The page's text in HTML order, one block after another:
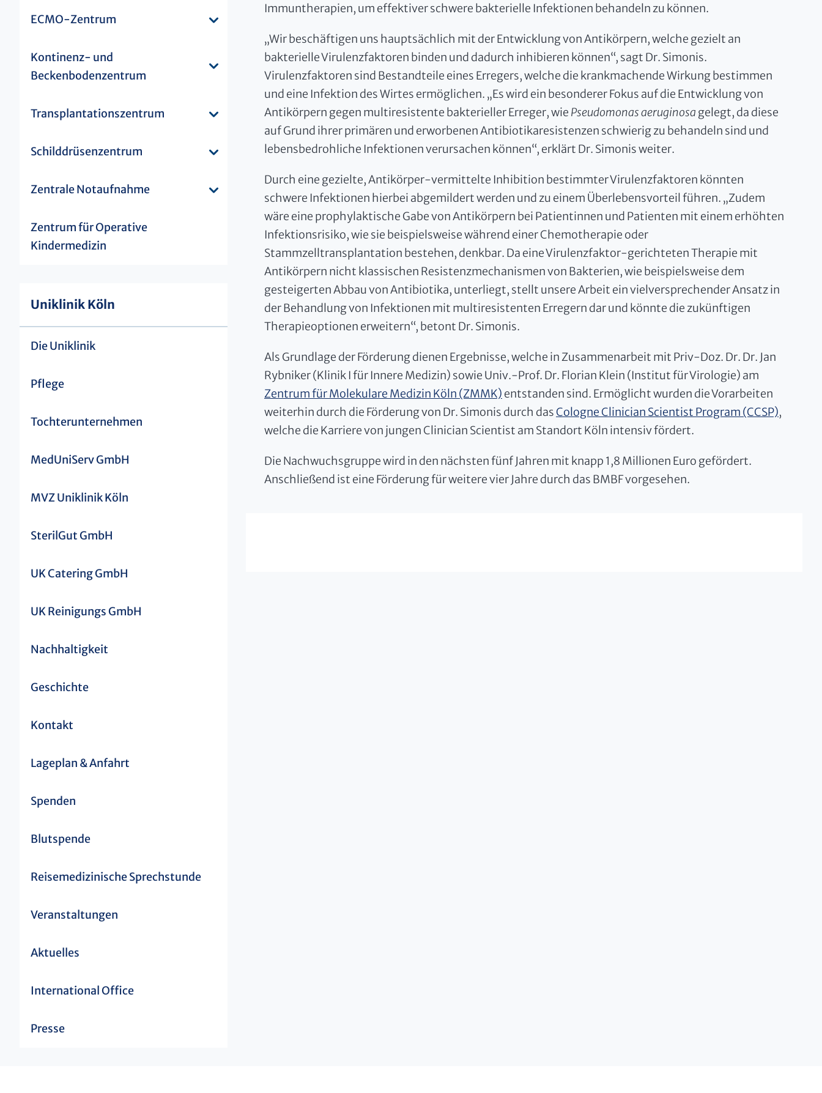
ECMO-Zentrum
Kontinenz- und
Beckenbodenzentrum
Transplantationszentrum
Schilddrüsenzentrum
Zentrale Notaufnahme
Zentrum für Operative
Kindermedizin
Uniklinik Köln
Die Uniklinik
Pflege
Tochterunternehmen
MedUniServ GmbH
MVZ Uniklinik Köln
SterilGut GmbH
UK Catering GmbH
UK Reinigungs GmbH
Nachhaltigkeit
Geschichte
Kontakt
Lageplan & Anfahrt
Spenden
Blutspende
Reisemedizinische Sprechstunde
Veranstaltungen
Aktuelles
International Office
Presse
Immuntherapien, um effektiver schwere bakterielle Infektionen behandeln zu können.
„Wir beschäftigen uns hauptsächlich mit der Entwicklung von Antikörpern, welche gezielt an
bakterielle Virulenzfaktoren binden und dadurch inhibieren können“, sagt Dr. Simonis.
Virulenzfaktoren sind Bestandteile eines Erregers, welche die krankmachende Wirkung bestimmen
und eine Infektion des Wirtes ermöglichen. „Es wird ein besonderer Fokus auf die Entwicklung von
Antikörpern gegen multiresistente bakterieller Erreger, wie Pseudomonas aeruginosa gelegt, da diese
auf Grund ihrer primären und erworbenen Antibiotikaresistenzen schwierig zu behandeln sind und
lebensbedrohliche Infektionen verursachen können“, erklärt Dr. Simonis weiter.
Durch eine gezielte, Antikörper-vermittelte Inhibition bestimmter Virulenzfaktoren könnten
schwere Infektionen hierbei abgemildert werden und zu einem Überlebensvorteil führen. „Zudem
wäre eine prophylaktische Gabe von Antikörpern bei Patientinnen und Patienten mit einem erhöhten
Infektionsrisiko, wie sie beispielsweise während einer Chemotherapie oder
Stammzelltransplantation bestehen, denkbar. Da eine Virulenzfaktor-gerichteten Therapie mit
Antikörpern nicht klassischen Resistenzmechanismen von Bakterien, wie beispielsweise dem
gesteigerten Abbau von Antibiotika, unterliegt, stellt unsere Arbeit ein vielversprechender Ansatz in
der Behandlung von Infektionen mit multiresistenten Erregern dar und könnte die zukünftigen
Therapieoptionen erweitern“, betont Dr. Simonis.
Als Grundlage der Förderung dienen Ergebnisse, welche in Zusammenarbeit mit Priv-Doz. Dr. Dr. Jan
Rybniker (Klinik I für Innere Medizin) sowie Univ.-Prof. Dr. Florian Klein (Institut für Virologie) am
Zentrum für Molekulare Medizin Köln (ZMMK) entstanden sind. Ermöglicht wurden die Vorarbeiten
weiterhin durch die Förderung von Dr. Simonis durch das Cologne Clinician Scientist Program (CCSP),
welche die Karriere von jungen Clinician Scientist am Standort Köln intensiv fördert.
Die Nachwuchsgruppe wird in den nächsten fünf Jahren mit knapp 1,8 Millionen Euro gefördert.
Anschließend ist eine Förderung für weitere vier Jahre durch das BMBF vorgesehen.